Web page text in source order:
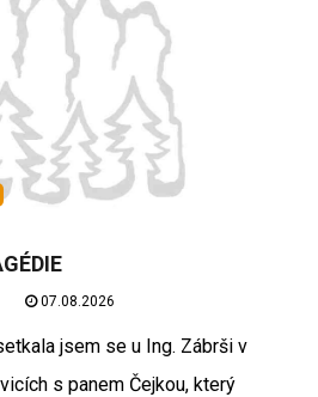
07.08.2026
jsem se u Ing. Zábrši v
s panem Čejkou, který